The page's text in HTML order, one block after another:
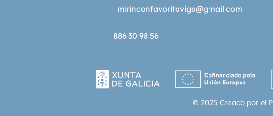
mirinconfavoritovigo@gmail.com
886 30 98 56
© 2025 Creado por el